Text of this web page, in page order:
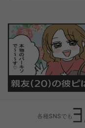
各種SNSでも